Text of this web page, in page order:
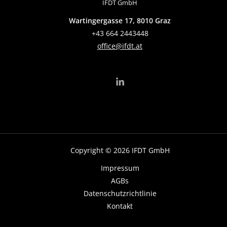
IFDT GmbH
Wartingergasse 17, 8010 Graz
+43 664 2443448
office@ifdt.at
Copyright © 2026 IFDT GmbH
Impressum
AGBs
Datenschutzrichtlinie
Kontakt